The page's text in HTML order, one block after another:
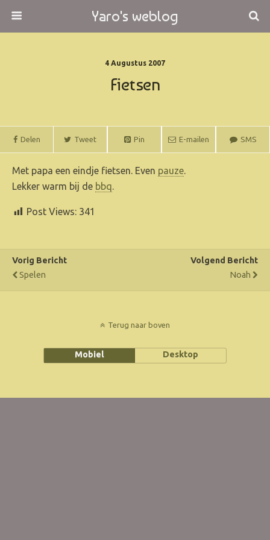
Yaro's weblog
4 Augustus 2007
Fietsen
Delen Tweet Pin E-mailen SMS
Met papa een eindje fietsen. Even pauze.
Lekker warm bij de bbq.
Post Views: 341
Vorig Bericht
Spelen
Volgend Bericht
Noah
Terug naar boven
Mobiel Desktop